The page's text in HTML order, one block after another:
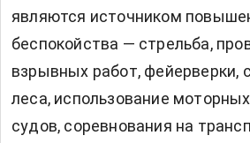
являются источником
беспокойства — стрельба,
взрывных работ, фейерверки,
леса, использование
судов, соревнования на